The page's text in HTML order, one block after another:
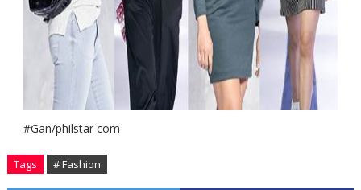
#Gan/philstar com
Tags # Fashion